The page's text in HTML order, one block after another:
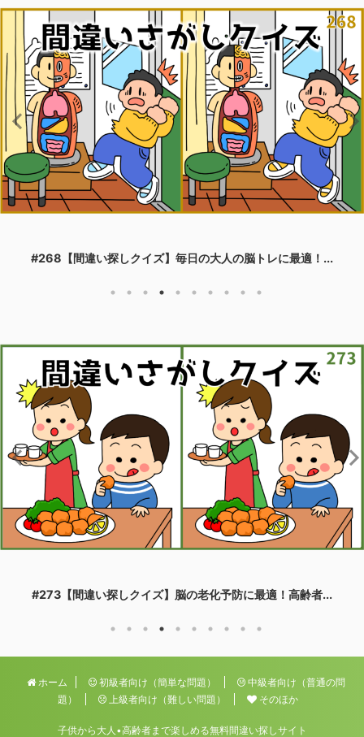
#268【間違い探しクイズ】毎日の大人の脳トレに最適！...
#273【間違い探しクイズ】脳の老化予防に最適！高齢者...
ホーム 初級者向け（簡単な問題）
中級者向け（普通の問
題）
上級者向け（難しい問題） そのほか
子供から大人•高齢者まで楽しめる無料間違い探しサイト